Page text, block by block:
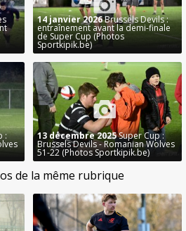
14 janvier 2026Brussels Devils :
entraînement avant la demi-finale
de Super Cup (Photos
Sportkipik.be)
: 13 décembre 2025Super Cup :
Brussels Devils - Romanian Wolves
51-22 (Photos Sportkipik.be)
de la même rubrique